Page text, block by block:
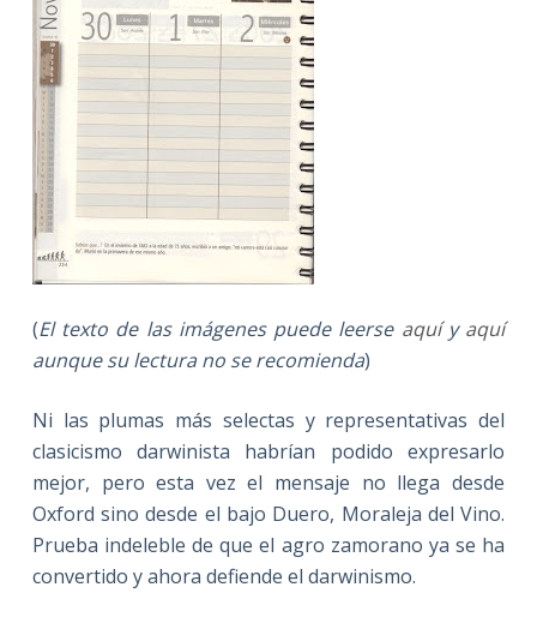
(El texto de las imágenes puede leerse aquí y aquí
aunque su lectura no se recomienda)
Ni las plumas más selectas y representativas del
clasicismo darwinista habrían podido expresarlo
mejor, pero esta vez el mensaje no llega desde
Oxford sino desde el bajo Duero, Moraleja del Vino.
Prueba indeleble de que el agro zamorano ya se ha
convertido y ahora defiende el darwinismo.